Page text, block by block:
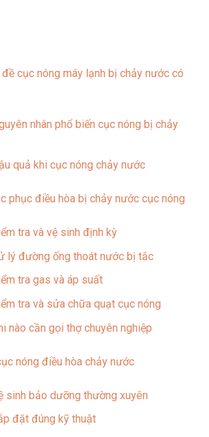
cục nóng máy lạnh bị chảy nước có
nhân phổ biến cục nóng bị chảy
quả khi cục nóng chảy nước
phục điều hòa bị chảy nước cục nóng
tra và vệ sinh định kỳ
lý đường ống thoát nước bị tắc
tra gas và áp suất
tra và sửa chữa quạt cục nóng
nào cần gọi thợ chuyên nghiệp
nóng điều hòa chảy nước
sinh bảo dưỡng thường xuyên
đặt đúng kỹ thuật